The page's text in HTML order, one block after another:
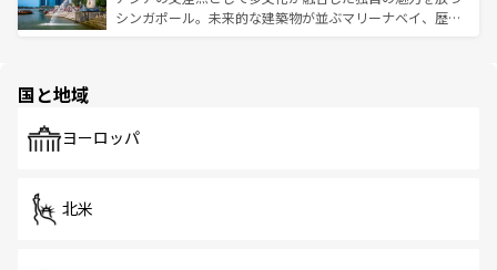
た文化、そして多様な観光資源が、訪れる旅人を魅了し続
うな絶景から文化的な体験まで、香港を存分に楽しみ尽く
シンガポール。未来的な建築物が並ぶマリーナベイ、歴史
で、ホーカーズは地元の風情を楽しめる外せないスポット
国と地域
ヨーロッパ
北米